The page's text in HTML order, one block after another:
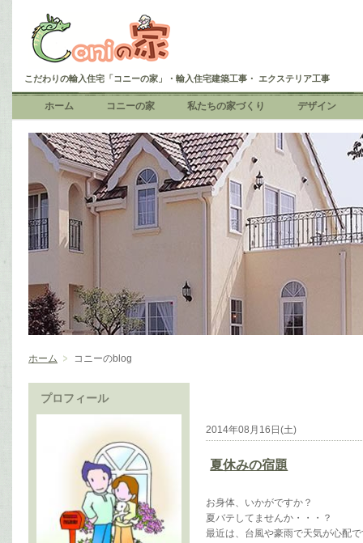
こだわりの輸入住宅「コニーの家」・輸入住宅建築工事・ エクステリア工事
ホーム コニーの家 私たちの家づくり デザイン
ホーム コニーのblog
プロフィール
2014年08月16日(土)
夏休みの宿題
お身体、いかがですか？
夏バテしてませんか・・・？
最近は、台風や豪雨で天気が心配